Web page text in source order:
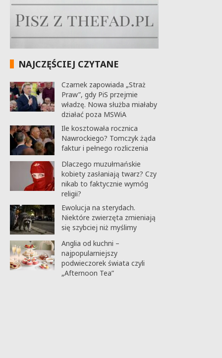
NAJCZĘŚCIEJ CZYTANE
Czarnek zapowiada „Straż
Praw”, gdy PiS przejmie
władzę. Nowa służba miałaby
działać poza MSWiA
Ile kosztowała rocznica
Nawrockiego? Tomczyk żąda
faktur i pełnego rozliczenia
Dlaczego muzułmańskie
kobiety zasłaniają twarz? Czy
nikab to faktycznie wymóg
religii?
Ewolucja na sterydach.
Niektóre zwierzęta zmieniają
się szybciej niż myślimy
Anglia od kuchni –
najpopularniejszy
podwieczorek świata czyli
„Afternoon Tea”